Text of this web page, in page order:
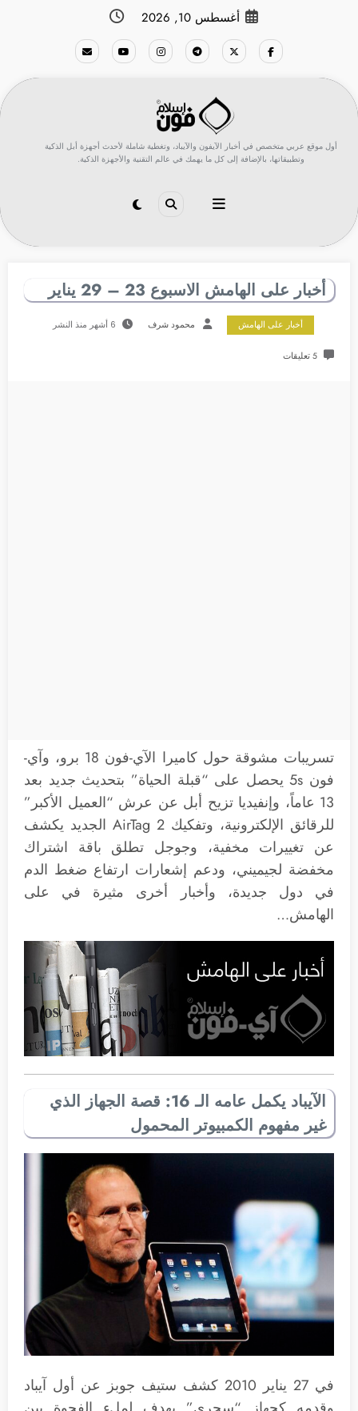
أغسطس 10, 2026
أول موقع عربي متخصص في أخبار الآيفون والآيباد، وتغطية شاملة لأحدث أجهزة أبل الذكية
وتطبيقاتها، بالإضافة إلى كل ما يهمك في عالم التقنية والأجهزة الذكية.
أخبار على الهامش الاسبوع 23 – 29 يناير
أخبار على الهامش محمود شرف 6 أشهر منذ النشر
5 تعليقات
تسريبات مشوقة حول كاميرا الآي-فون 18 برو، وآي-
فون 5s يحصل على “قبلة الحياة” بتحديث جديد بعد
13 عاماً، وإنفيديا تزيح أبل عن عرش “العميل الأكبر”
للرقائق الإلكترونية، وتفكيك AirTag 2 الجديد يكشف
عن تغييرات مخفية، وجوجل تطلق باقة اشتراك
مخفضة لجيميني، ودعم إشعارات ارتفاع ضغط الدم
في دول جديدة، وأخبار أخرى مثيرة في على
الهامش…
الآيباد يكمل عامه الـ 16: قصة الجهاز الذي
غير مفهوم الكمبيوتر المحمول
في 27 يناير 2010 كشف ستيف جوبز عن أول آيباد